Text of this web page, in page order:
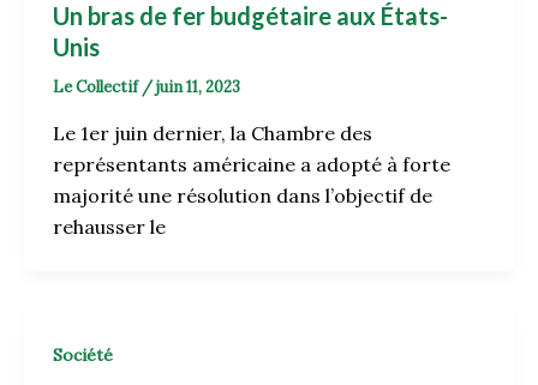
Un bras de fer budgétaire aux États-
Unis
Le Collectif /juin 11, 2023
Le 1er juin dernier, la Chambre des
représentants américaine a adopté à forte
majorité une résolution dans l’objectif de
rehausser le
Société